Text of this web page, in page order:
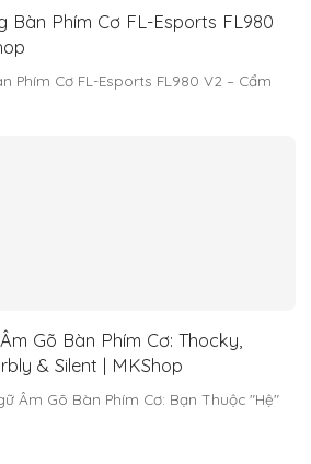
Bàn Phím Cơ FL-Esports FL980
Phím Cơ FL-Esports FL980 V2 – Cẩm
Gõ Bàn Phím Cơ: Thocky,
& Silent | MKShop
Âm Gõ Bàn Phím Cơ: Bạn Thuộc "Hệ"